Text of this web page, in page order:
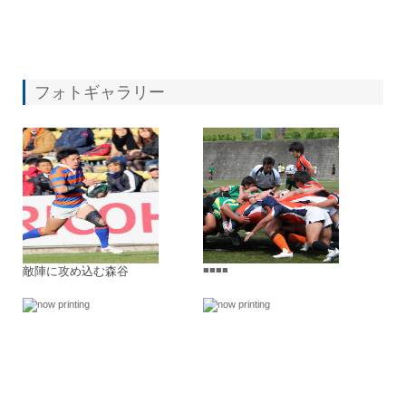
フォトギャラリー
敵陣に攻め込む森谷 ■■■■